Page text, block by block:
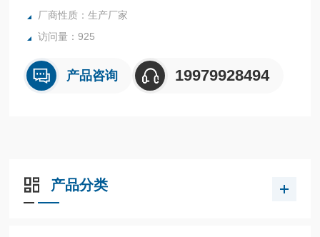
厂商性质：生产厂家
访问量：925
产品咨询 19979928494
产品分类